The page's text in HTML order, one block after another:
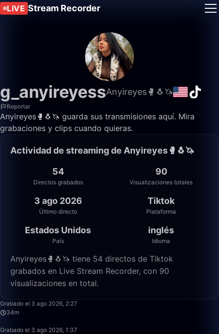
LIVE Stream Recorder
g_anyireyessAnyireyes🥊🐧🦄
Reportar
Anyireyes🥊🐧🦄 guarda sus transmisiones aquí. Mira
grabaciones y clips cuando quieras.
Actividad de streaming de Anyireyes🥊🐧🦄
54
Directos grabados
90
Visualizaciones totales
3 ago 2026
Último directo
Tiktok
Plataforma
Estados Unidos
País
inglés
Idioma
Anyireyes🥊🐧🦄 tiene 54 directos de Tiktok
grabados en Live Stream Recorder, con 90
visualizaciones en total.
Grabado el 3 ago 2026, 2:27
34m
Grabado el 3 ago 2026, 1:37